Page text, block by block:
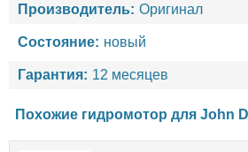
Производитель: Оригинал
Состояние: новый
Гарантия: 12 месяцев
Похожие гидромотор для John